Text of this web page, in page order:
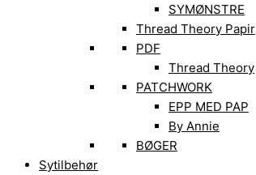
SYMØNSTRE
Thread Theory Papir
PDF
Thread Theory
PATCHWORK
EPP MED PAP
By Annie
BØGER
Sytilbehør